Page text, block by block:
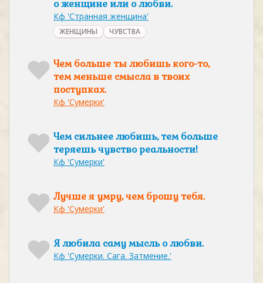
о женщине или о любви.
Кф 'Странная женщина'
ЖЕНЩИНЫ ЧУВСТВА
Чем больше ты любишь кого-то,
тем меньше смысла в твоих
поступках.
Кф 'Сумерки'
Чем сильнее любишь, тем больше
теряешь чувство реальности!
Кф 'Сумерки'
Лучше я умру, чем брошу тебя.
Кф 'Сумерки'
Я любила саму мысль о любви.
Кф 'Сумерки. Сага. Затмение.'